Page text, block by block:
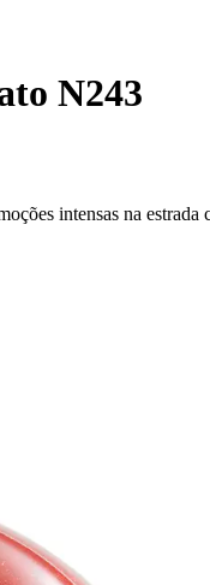
N243
intensas na estrada